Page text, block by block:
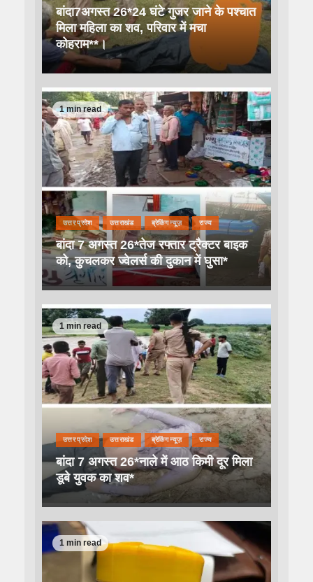
बांदा7अगस्त 26*24 घंटे गुजर जाने के पश्चात
मिला महिला का शव, परिवार में मचा
कोहराम**।
1 min read
उत्तर प्रदेश उत्तराखंड ब्रेकिंग न्यूज़ राज्य
बांदा 7 अगस्त 26*तेज रफ्तार ट्रैक्टर बाइक
को, कुचलकर ज्वेलर्स की दुकान में घुसा*
1 min read
उत्तर प्रदेश उत्तराखंड ब्रेकिंग न्यूज़ राज्य
बांदा 7 अगस्त 26*नाले में आठ किमी दूर मिला
डूबे युवक का शव*
1 min read